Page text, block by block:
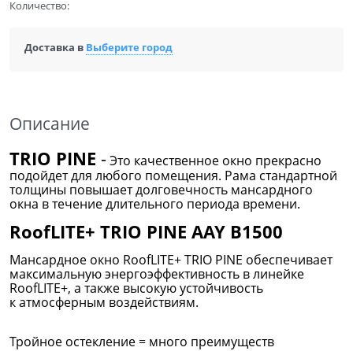
Количество:
Доставка в Выберите город
Описание
TRIO PINE -Это качественное окно прекрасно
подойдет для любого помещения. Рама стандартной
толщины повышает долговечность мансардного
окна в течение длительного периода времени.
RoofLITE+ TRIO PINE AAY B1500
Мансардное окно RoofLITE+ TRIO PINE обеспечивает
максимальную энергоэффективность в линейке
RoofLITE+, а также высокую устойчивость
к атмосферным воздействиям.
Тройное остекление = много преимуществ